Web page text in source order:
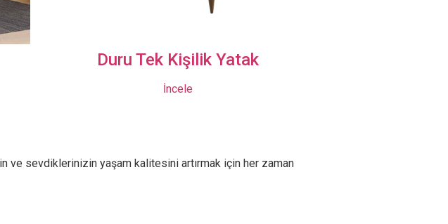
Kişilik Yatak
ve sevdiklerinizin yaşam kalitesini artırmak için her zaman